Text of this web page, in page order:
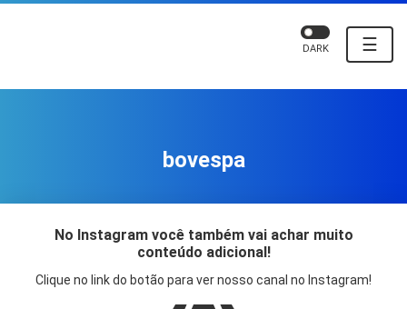
☰
DARK
bovespa
No Instagram você também vai achar muito
conteúdo adicional!
Clique no link do botão para ver nosso canal no Instagram!